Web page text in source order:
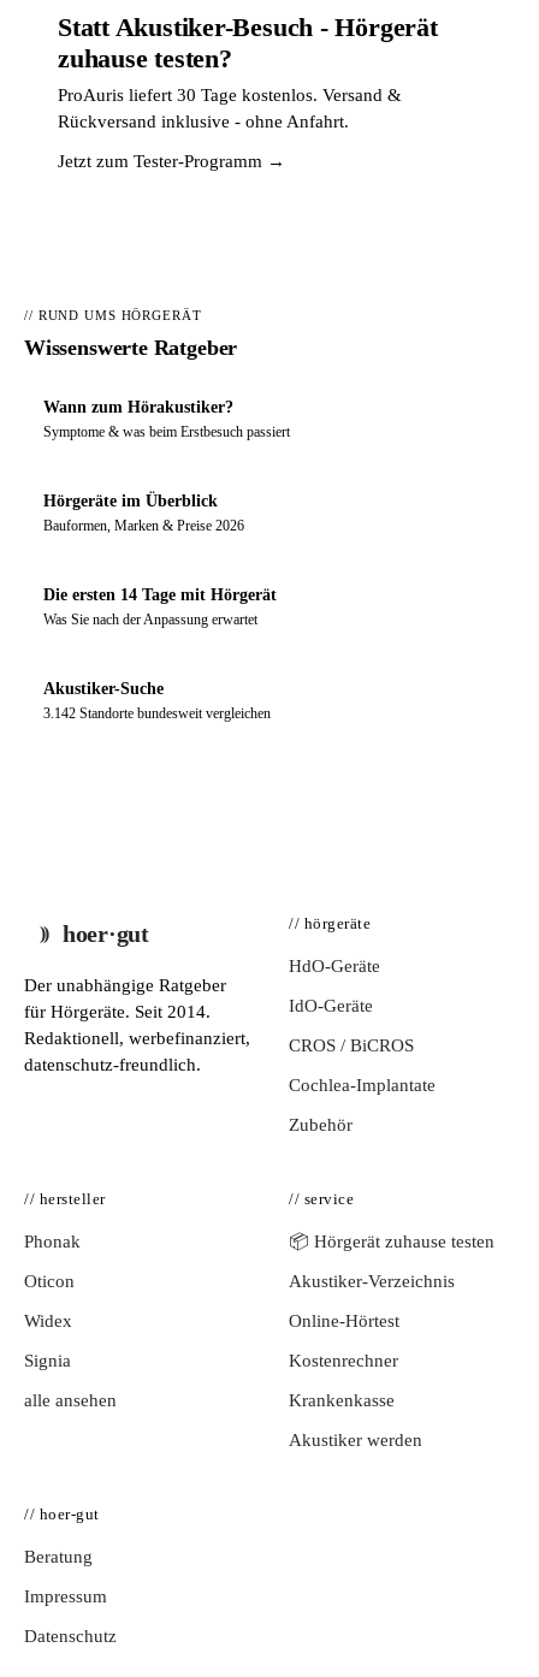
Statt Akustiker-Besuch - Hörgerät
zuhause testen?
ProAuris liefert 30 Tage kostenlos. Versand &
Rückversand inklusive - ohne Anfahrt.
Jetzt zum Tester-Programm →
// RUND UMS HÖRGERÄT
Wissenswerte Ratgeber
Wann zum Hörakustiker?
Symptome & was beim Erstbesuch passiert
Hörgeräte im Überblick
Bauformen, Marken & Preise 2026
Die ersten 14 Tage mit Hörgerät
Was Sie nach der Anpassung erwartet
Akustiker-Suche
3.142 Standorte bundesweit vergleichen
hoer·gut
Der unabhängige Ratgeber
für Hörgeräte. Seit 2014.
Redaktionell, werbefinanziert,
datenschutz-freundlich.
// hörgeräte
HdO-Geräte
IdO-Geräte
CROS / BiCROS
Cochlea-Implantate
Zubehör
// hersteller
Phonak
Oticon
Widex
Signia
alle ansehen
// service
📦 Hörgerät zuhause testen
Akustiker-Verzeichnis
Online-Hörtest
Kostenrechner
Krankenkasse
Akustiker werden
// hoer-gut
Beratung
Impressum
Datenschutz